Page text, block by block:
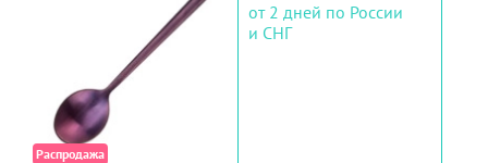
Распродажа
от 2 дней по России
и СНГ